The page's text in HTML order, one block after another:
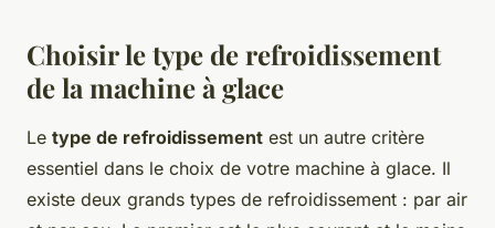
Choisir le type de refroidissement
de la machine à glace
Le type de refroidissement est un autre critère
essentiel dans le choix de votre machine à glace. Il
existe deux grands types de refroidissement : par air